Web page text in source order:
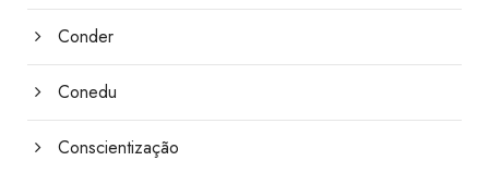
Conder
Conedu
Conscientização